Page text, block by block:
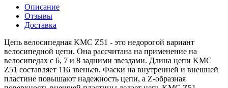
Описание
Отзывы
Доставка
Цепь велосипедная KMC Z51 - это недорогой вариант
велосипедной цепи. Она рассчитана на применение на
велосипедах с 6, 7 и 8 задними звездами. Длина цепи KMC
Z51 составляет 116 звеньев. Фаски на внутренней и внешней
пластине повышают надежность цепи, а Z-образная